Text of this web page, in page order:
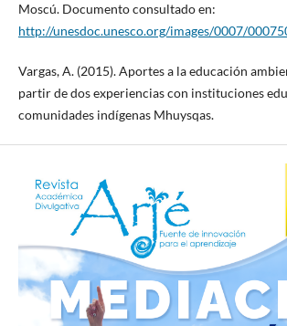
Moscú. Documento consultado en:
http://unesdoc.unesco.org/images/0007/
Vargas, A. (2015). Aportes a la educación
partir de dos experiencias con instituciones
comunidades indígenas Mhuysqas.